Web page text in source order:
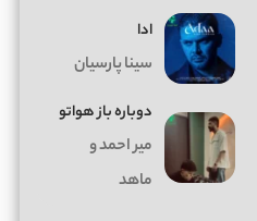
ادا
سینا پارسیان
دوباره باز هواتو
میر احمد و
ماهد